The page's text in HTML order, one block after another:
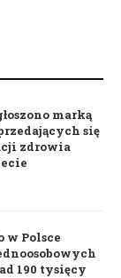
marką
się
zdrowia
w Polsce
190 tysięcy